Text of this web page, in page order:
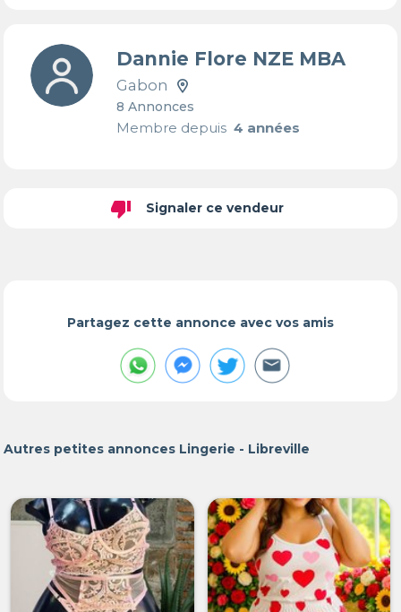
Dannie Flore NZE MBA
Gabon
8 Annonces
Membre depuis4 années
thumb_down Signaler ce vendeur
Partagez cette annonce avec vos amis
Autres petites annonces Lingerie - Libreville